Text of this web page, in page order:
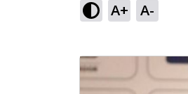
A+ A-